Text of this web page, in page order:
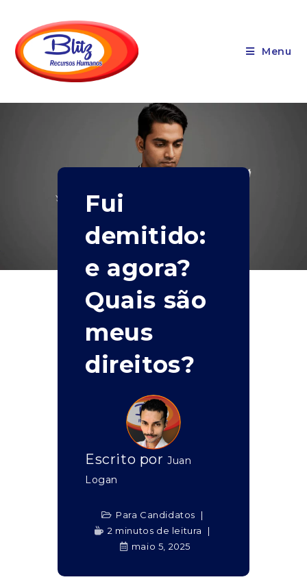
Menu
Fui
demitido:
e agora?
Quais são
meus
direitos?
Escrito porJuan
Logan
Para Candidatos
2 minutos de leitura
maio 5, 2025